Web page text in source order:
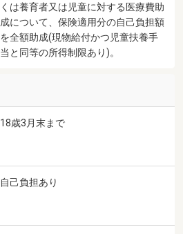
くは養育者又は児童に対する医療費助
成について、保険適用分の自己負担額
を全額助成(現物給付かつ児童扶養手
当と同等の所得制限あり)。
18歳3月末まで
自己負担あり